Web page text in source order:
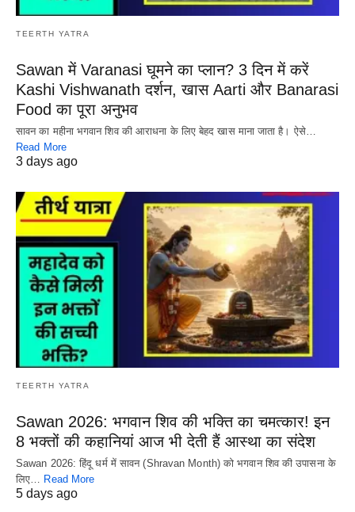
TEERTH YATRA
Sawan में Varanasi घूमने का प्लान? 3 दिन में करें
Kashi Vishwanath दर्शन, खास Aarti और Banarasi
Food का पूरा अनुभव
सावन का महीना भगवान शिव की आराधना के लिए बेहद खास माना जाता है। ऐसे…
Read More
3 days ago
TEERTH YATRA
Sawan 2026: भगवान शिव की भक्ति का चमत्कार! इन
8 भक्तों की कहानियां आज भी देती हैं आस्था का संदेश
Sawan 2026: हिंदू धर्म में सावन (Shravan Month) को भगवान शिव की उपासना के
लिए… Read More
5 days ago